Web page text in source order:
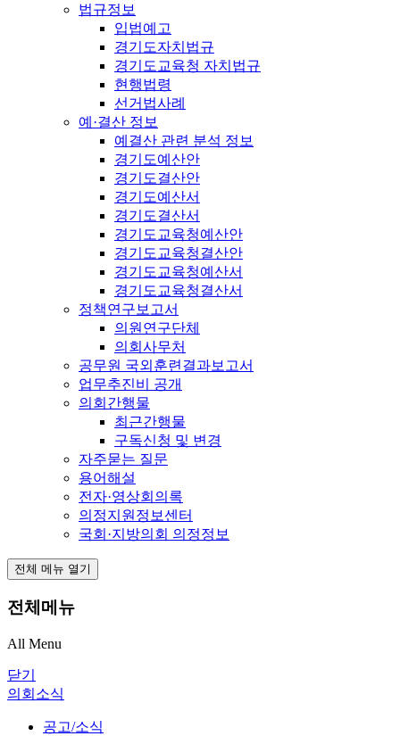
법규정보
입법예고
경기도자치법규
경기도교육청 자치법규
현행법령
선거법사례
예·결산 정보
예결산 관련 분석 정보
경기도예산안
경기도결산안
경기도예산서
경기도결산서
경기도교육청예산안
경기도교육청결산안
경기도교육청예산서
경기도교육청결산서
정책연구보고서
의원연구단체
의회사무처
공무원 국외훈련결과보고서
업무추진비 공개
의회간행물
최근간행물
구독신청 및 변경
자주묻는 질문
용어해설
전자·영상회의록
의정지원정보센터
국회·지방의회 의정정보
전체 메뉴 열기
전체메뉴
All Menu
닫기
의회소식
공고/소식